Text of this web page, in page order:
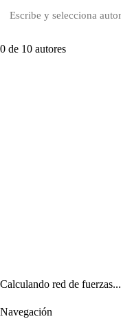
0 de 10 autores
Calculando red de fuerzas...
Navegación